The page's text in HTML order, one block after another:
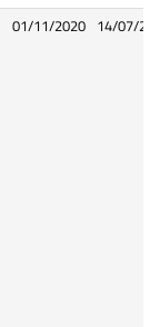
01/11/2020 14/07/